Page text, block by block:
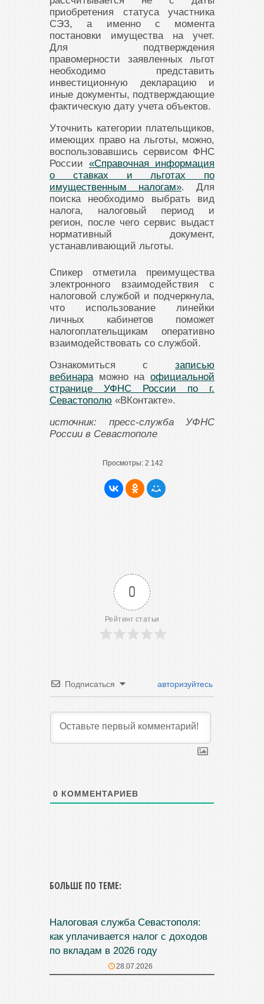
приобретения статуса участника
СЭЗ, а именно с момента
постановки имущества на учет.
Для подтверждения
правомерности заявленных льгот
необходимо представить
инвестиционную декларацию и
иные документы, подтверждающие
фактическую дату учета объектов.
Уточнить категории плательщиков,
имеющих право на льготы, можно,
воспользовавшись сервисом ФНС
России «Справочная информация
о ставках и льготах по
имущественным налогам». Для
поиска необходимо выбрать вид
налога, налоговый период и
регион, после чего сервис выдаст
нормативный документ,
устанавливающий льготы.
Спикер отметила преимущества
электронного взаимодействия с
налоговой службой и подчеркнула,
что использование линейки
личных кабинетов поможет
налогоплательщикам оперативно
взаимодействовать со службой.
Ознакомиться с записью
вебинараможно на официальной
странице УФНС России по г.
Севастополю «ВКонтакте».
источник: пресс-служба УФНС
России в Севастополе
Просмотры: 2 142
0
Рейтинг статьи
Подписаться авторизуйтесь
0 КОММЕНТАРИЕВ
БОЛЬШЕ ПО ТЕМЕ:
Налоговая служба Севастополя:
как уплачивается налог с доходов
по вкладам в 2026 году
28.07.2026